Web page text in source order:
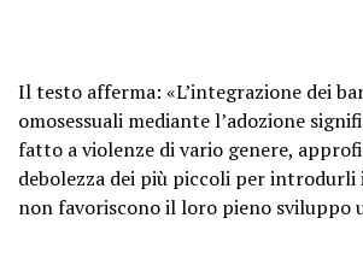
Il testo afferma: «L’integrazione dei
omosessuali mediante l’adozione
fatto a violenze di vario genere,
debolezza dei più piccoli per introdurli
non favoriscono il loro pieno sviluppo